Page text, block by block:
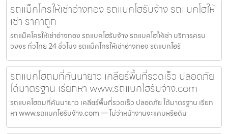
รถแม็คโครให้เช่าอ่างทอง รถแบคโฮรับจ้าง รถแบคโฮให้
เช่า ราคาถูก
รถแม็คโครให้เช่าอ่างทอง รถแบคโฮรับจ้าง รถแบคโฮให้เช่า บริการครบ
วงจร ทั่วไทย 24 ชั่วโมง รถแม็คโครให้เช่าอ่างทอง รถแบคโฮรั
รถแบคโฮถมที่คันนายาว เคลียร์พื้นที่รวดเร็ว ปลอดภัย
ได้มาตรฐาน เรียกหา www.รถแบคโฮรับจ้าง.com
รถแบคโฮถมที่คันนายาว เคลียร์พื้นที่รวดเร็ว ปลอดภัย ได้มาตรฐาน เรียก
หา www.รถแบคโฮรับจ้าง.com — ไม่ว่าหน้างานจะแคบหรือดิน